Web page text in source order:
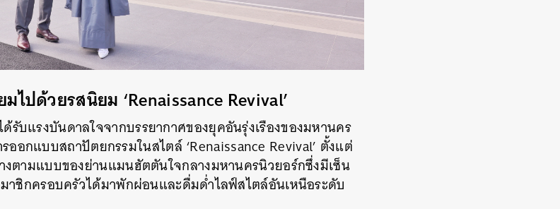
ไปด้วยรสนิยม ‘Renaissance Revival’
รับแรงบันดาลใจจากบรรยากาศของยุคอันรุ่งเรืองของมหานคร
ออกแบบสถาปัตยกรรมในสไตล์ ‘Renaissance Revival’ ตั้งแต่
ตามแบบของย่านแมนฮัตตันใจกลางมหานครนิวยอร์กซึ่งมีเซ็น
าชิกครอบครัวได้มาพักผ่อนและดื่มด่ำไลฟ์สไตล์อันเหนือระดับ